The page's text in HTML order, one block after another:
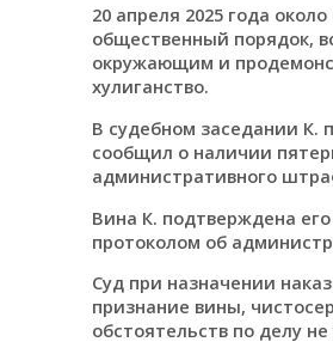
20 апреля 2025 года
общественный порядок,
окружающим и
хулиганство.
В судебном заседании К.
сообщил о наличии
административного
Вина К. подтверждена
протоколом об
Суд при назначении
признание вины,
обстоятельств по делу